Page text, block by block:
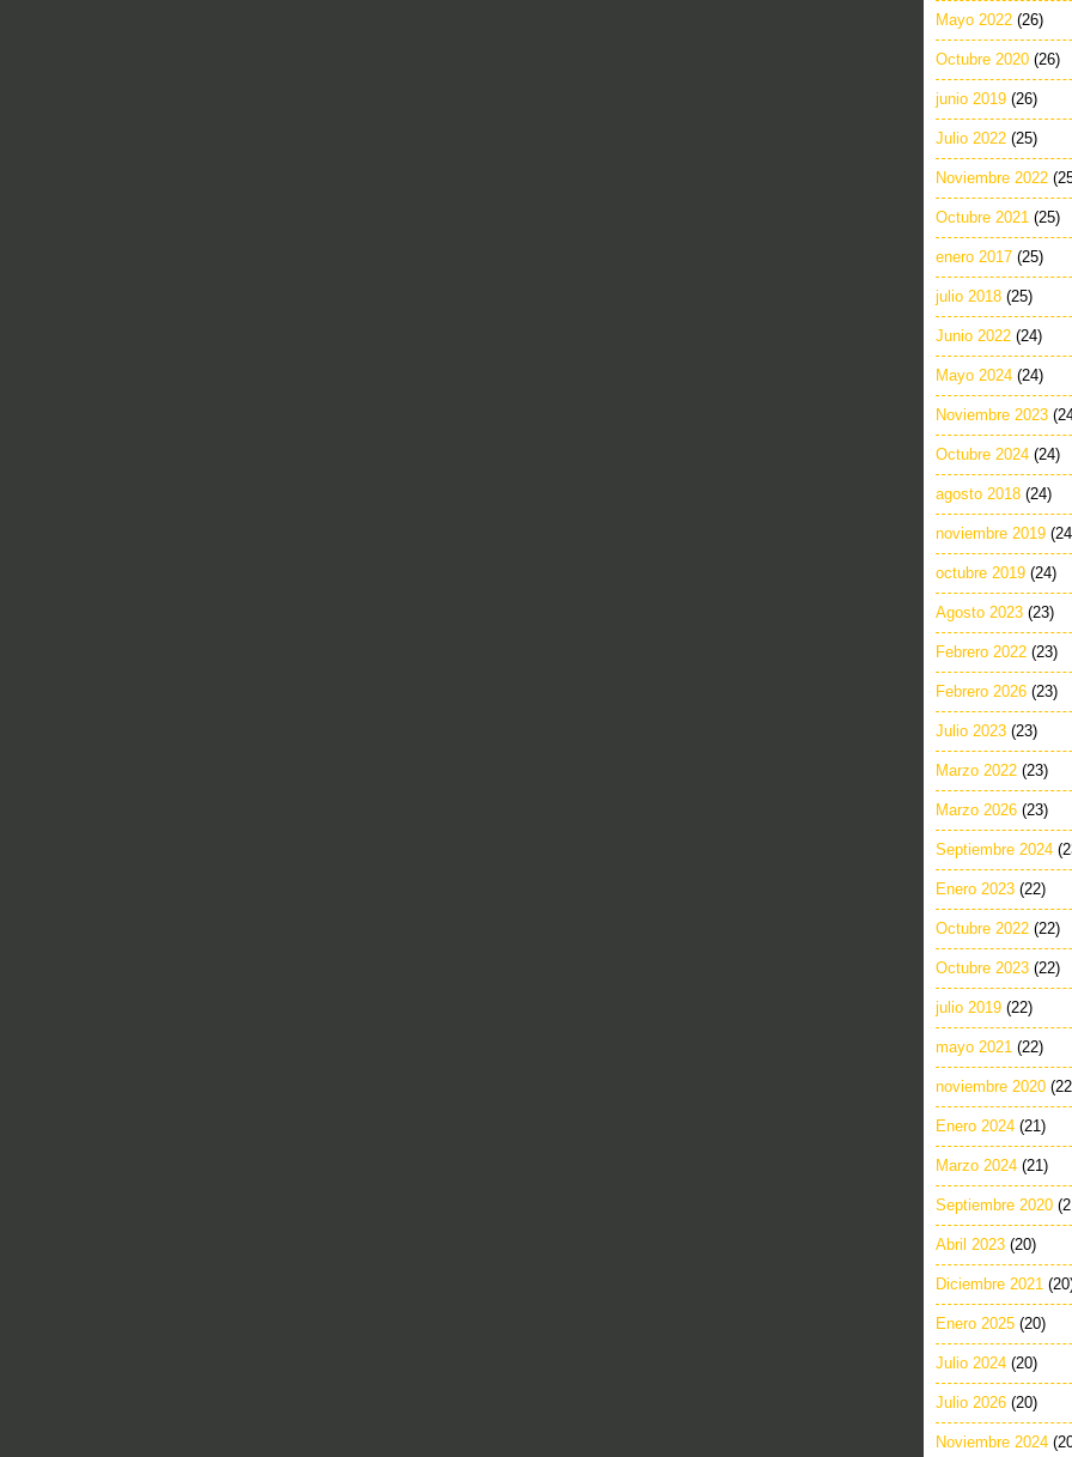
Mayo 2022 (26)
Octubre 2020 (26)
junio 2019 (26)
Julio 2022 (25)
Noviembre 2022
Octubre 2021 (25)
enero 2017 (25)
julio 2018 (25)
Junio 2022 (24)
Mayo 2024 (24)
Noviembre 2023
Octubre 2024 (24)
agosto 2018 (24)
noviembre 2019
octubre 2019 (24)
Agosto 2023 (23)
Febrero 2022 (23)
Febrero 2026 (23)
Julio 2023 (23)
Marzo 2022 (23)
Marzo 2026 (23)
Septiembre 2024
Enero 2023 (22)
Octubre 2022 (22)
Octubre 2023 (22)
julio 2019 (22)
mayo 2021 (22)
noviembre 2020
Enero 2024 (21)
Marzo 2024 (21)
Septiembre 2020
Abril 2023 (20)
Diciembre 2021
Enero 2025 (20)
Julio 2024 (20)
Julio 2026 (20)
Noviembre 2024